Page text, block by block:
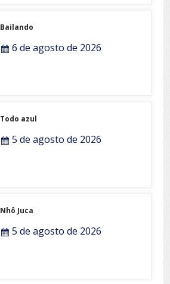
Bailando
6 de agosto de 2026
Todo azul
5 de agosto de 2026
Nhô Juca
5 de agosto de 2026